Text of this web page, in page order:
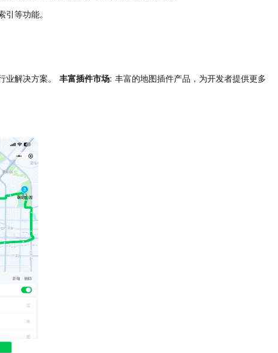
等功能。
解决方案。 丰富插件市场: 丰富的地图插件产品，为开发者提供更多